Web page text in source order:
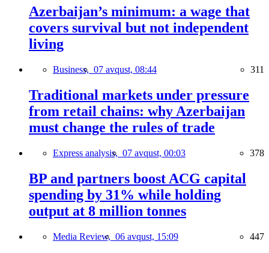
Azerbaijan’s minimum: a wage that
covers survival but not independent
living
Business, 07 avqust, 08:44 311
Traditional markets under pressure
from retail chains: why Azerbaijan
must change the rules of trade
Express analysis, 07 avqust, 00:03 378
BP and partners boost ACG capital
spending by 31% while holding
output at 8 million tonnes
Media Review, 06 avqust, 15:09 447